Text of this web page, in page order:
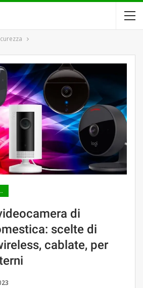
TELECAMERE DI SICUREZZA
di
scelte di
cablate, per